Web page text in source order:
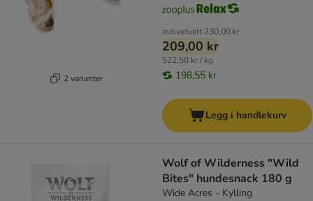
2 varianter
Individuelt 230,00 kr
209,00 kr
522,50 kr / kg
198,55 kr
Legg i handlekurv
Wolf of Wilderness "Wild
Bites" hundesnack 180 g
Wide Acres - Kylling